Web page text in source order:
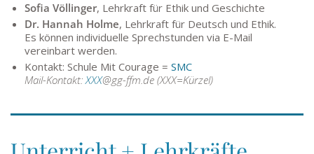
Sofia Völlinger, Lehrkraft für Ethik und Geschichte
Dr. Hannah Holme, Lehrkraft für Deutsch und Ethik.
Es können individuelle Sprechstunden via E-Mail
vereinbart werden.
Kontakt: Schule Mit Courage = SMC
Mail-Kontakt: XXX@gg-ffm.de (XXX=Kürzel)